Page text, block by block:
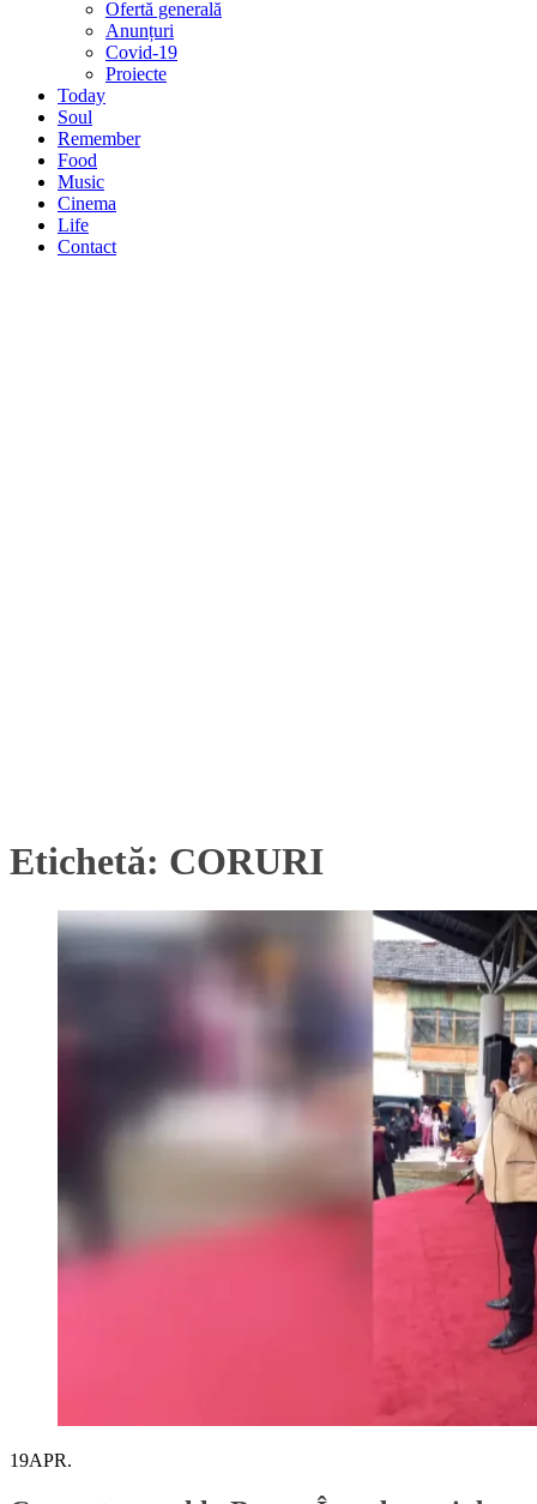
Ofertă generală
Anunțuri
Covid-19
Proiecte
Today
Soul
Remember
Food
Music
Cinema
Life
Contact
Etichetă: CORURI
19APR.